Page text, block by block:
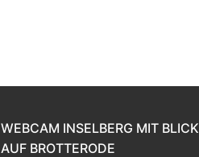
WEBCAM INSELBERG MIT BLICK
AUF BROTTERODE